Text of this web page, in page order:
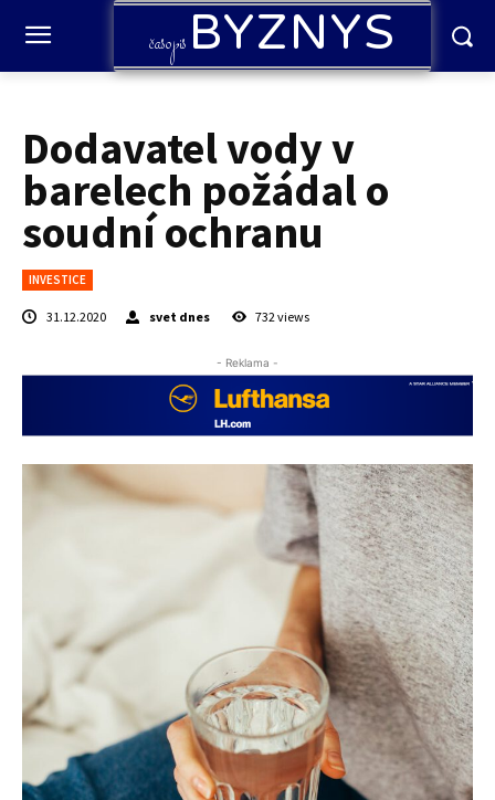
časopisBYZNYS
Dodavatel vody v
barelech požádal o
soudní ochranu
INVESTICE
31.12.2020 svet dnes 732views
- Reklama -